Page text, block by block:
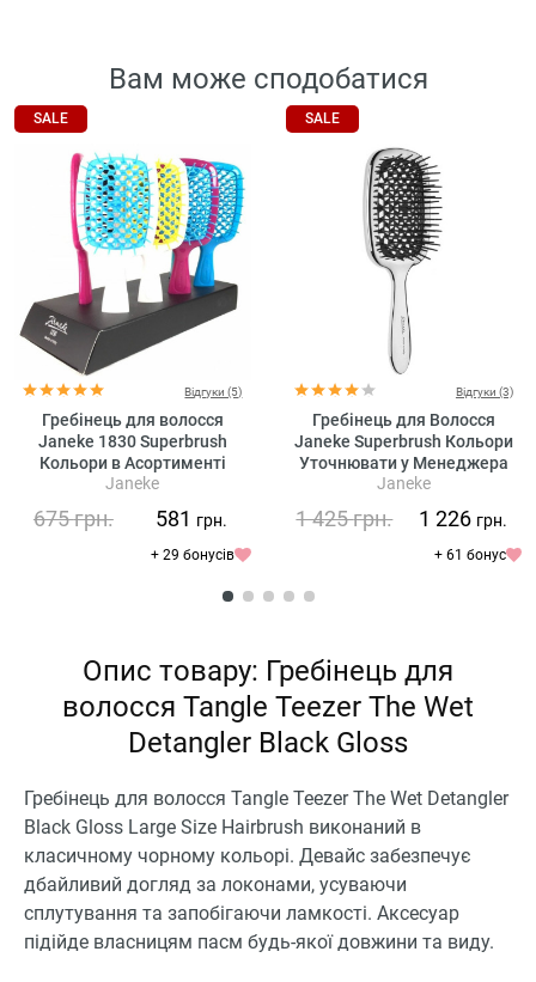
Вам може сподобатися
SALE
Відгуки (5)
Гребінець для волосся
Janeke 1830 Superbrush
Кольори в Асортименті
Уточнювати у Менеджера
Janeke
675грн. 581 грн.
+ 29 бонусів
SALE
Відгуки (3)
Гребінець для Волосся
Janeke Superbrush Кольори
Уточнювати у Менеджера
Silver
Janeke
1 425грн. 1 226 грн.
+ 61 бонус
Опис товару: Гребінець для
волосся Tangle Teezer The Wet
Detangler Black Gloss
Гребінець для волосся Tangle Teezer The Wet Detangler
Black Gloss Large Size Hairbrush виконаний в
класичному чорному кольорі. Девайс забезпечує
дбайливий догляд за локонами, усуваючи
сплутування та запобігаючи ламкості. Аксесуар
підійде власницям пасм будь-якої довжини та виду.